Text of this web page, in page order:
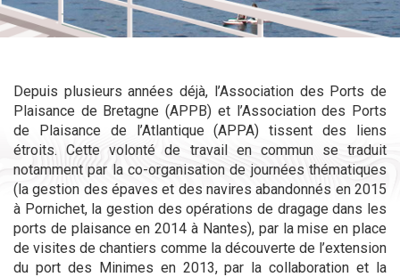
Depuis plusieurs années déjà, l’Association des Ports de
Plaisance de Bretagne (APPB) et l’Association des Ports
de Plaisance de l’Atlantique (APPA) tissent des liens
étroits. Cette volonté de travail en commun se traduit
notamment par la co-organisation de journées thématiques
(la gestion des épaves et des navires abandonnés en 2015
à Pornichet, la gestion des opérations de dragage dans les
ports de plaisance en 2014 à Nantes), par la mise en place
de visites de chantiers comme la découverte de l’extension
du port des Minimes en 2013, par la collaboration et la